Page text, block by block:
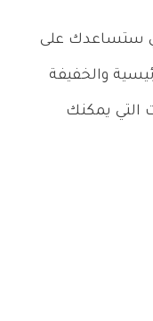
ستساعدك على
والخفيفة
التي يمكنك